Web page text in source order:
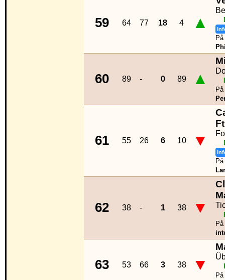
59 64 77 18 4 ▲
60 89 - 0 89 ▲
61 55 26 6 10 ▼
62 38 - 1 38 ▼
63 53 66 3 38 ▼